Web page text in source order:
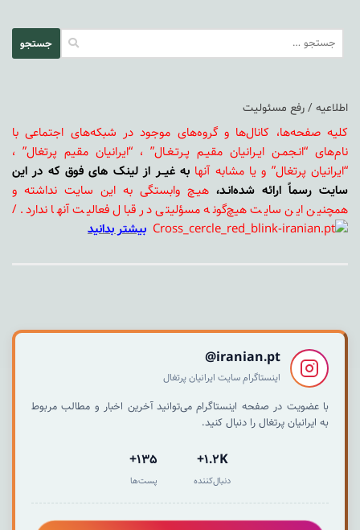
جستجو
برای:
اطلاعیه / رفع مسئولیت
کلیه صفحه‌ها، کانال‌ها و گروه‌های موجود در شبکه‌های اجتماعی با
نام‌های “انـجمـن ایـرانیان مقیـم پـرتـغـال” ، “ایرانیان مقیم پرتغال” ،
“ایرانیان پرتغال” و یا مشابه آنهابه غیــر از لینک های فوق که در این
سایت رسماً ارائه شده‌انـد، هیـچ وابستگی به این سایت نداشته و
همچنین این سایت هیچ‌گونه مسؤلیتی در قبال فعالیت آنها ندارد. /
بیشتر بدانید
iranian.pt@
اینستاگرام سایت ایرانیان پرتغال
با عضویت در صفحه اینستاگرام می‌توانید آخرین اخبار و مطالب مربوط
به ایرانیان پرتغال را دنبال کنید.
1.2K+
دنبال‌کننده
135+
پست‌ها